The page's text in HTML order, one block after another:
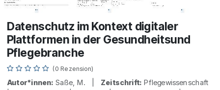
Datenschutz im Kontext digitaler
Plattformen in der Gesundheitsund
Pflegebranche
(0 Rezension)
Autor*innen: Saße, M. | Zeitschrift: Pflegewissenschaft